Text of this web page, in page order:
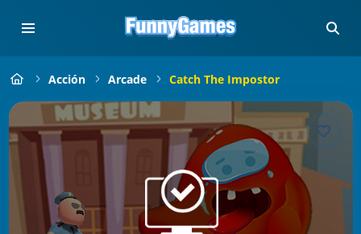
Acción Arcade Catch The Impostor